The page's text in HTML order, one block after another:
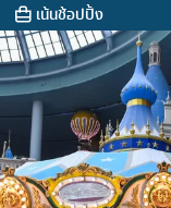
เน้นช้อปปิ้ง